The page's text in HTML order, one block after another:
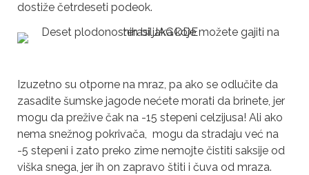
dostiže četrdeseti podeok.
Izuzetno su otporne na mraz, pa ako se odlučite da
zasadite šumske jagode nećete morati da brinete, jer
mogu da prežive čak na -15 stepeni celzijusa! Ali ako
nema snežnog pokrivača, mogu da stradaju već na
-5 stepeni i zato preko zime nemojte čistiti saksije od
viška snega, jer ih on zapravo štiti i čuva od mraza.